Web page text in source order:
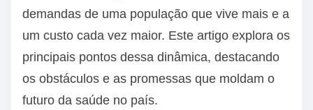
demandas de uma população que vive mais e a
um custo cada vez maior. Este artigo explora os
principais pontos dessa dinâmica, destacando
os obstáculos e as promessas que moldam o
futuro da saúde no país.